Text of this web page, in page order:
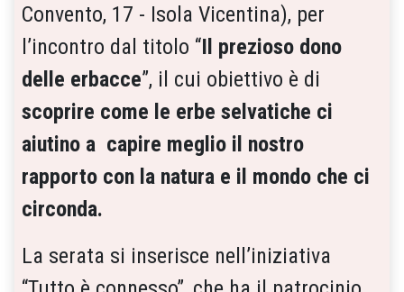
Convento, 17 - Isola Vicentina), per
l’incontro dal titolo “Il prezioso dono
delle erbacce”, il cui obiettivo è di
scoprire come le erbe selvatiche ci
aiutino a capire meglio il nostro
rapporto con la natura e il mondo che ci
circonda.
La serata si inserisce nell’iniziativa